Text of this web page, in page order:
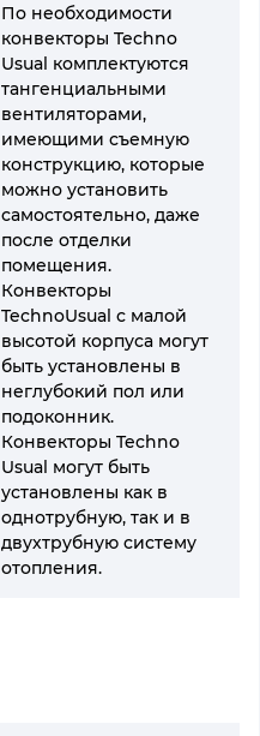
По необходимости
конвекторы Techno
Usual комплектуются
тангенциальными
вентиляторами,
имеющими съемную
конструкцию, которые
можно установить
самостоятельно, даже
после отделки
помещения.
Конвекторы
TechnoUsual с малой
высотой корпуса могут
быть установлены в
неглубокий пол или
подоконник.
Конвекторы Techno
Usual могут быть
установлены как в
однотрубную, так и в
двухтрубную систему
отопления.